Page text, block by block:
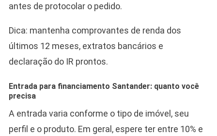
antes de protocolar o pedido.
Dica: mantenha comprovantes de renda dos
últimos 12 meses, extratos bancários e
declaração do IR prontos.
Entrada para financiamento Santander: quanto você
precisa
A entrada varia conforme o tipo de imóvel, seu
perfil e o produto. Em geral, espere ter entre 10% e